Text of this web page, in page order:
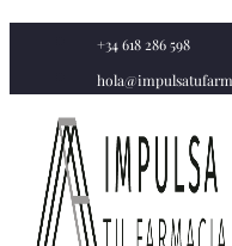
contenido
+34 618 286 598